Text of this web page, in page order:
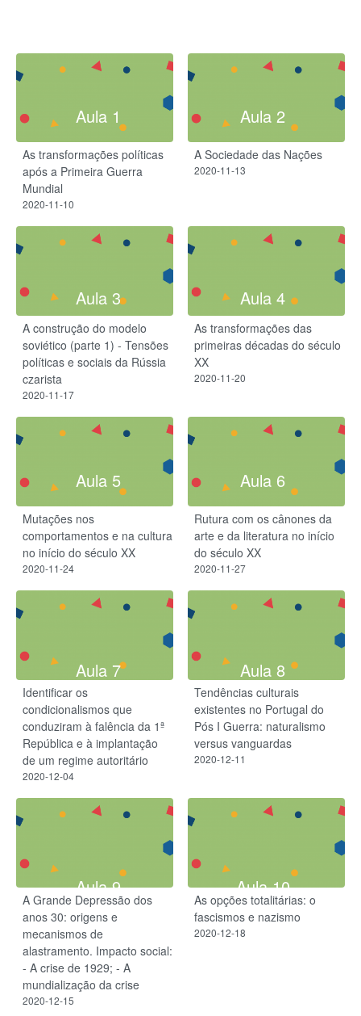
Aula 1
As transformações políticas
após a Primeira Guerra
Mundial
2020-11-10
Aula 2
A Sociedade das Nações
2020-11-13
Aula 3
A construção do modelo
soviético (parte 1) - Tensões
políticas e sociais da Rússia
czarista
2020-11-17
Aula 4
As transformações das
primeiras décadas do século
XX
2020-11-20
Aula 5
Mutações nos
comportamentos e na cultura
no início do século XX
2020-11-24
Aula 6
Rutura com os cânones da
arte e da literatura no início
do século XX
2020-11-27
Aula 7
Identificar os
condicionalismos que
conduziram à falência da 1ª
República e à implantação
de um regime autoritário
2020-12-04
Aula 8
Tendências culturais
existentes no Portugal do
Pós I Guerra: naturalismo
versus vanguardas
2020-12-11
Aula 9
A Grande Depressão dos
anos 30: origens e
mecanismos de
alastramento. Impacto social:
- A crise de 1929; - A
mundialização da crise
2020-12-15
Aula 10
As opções totalitárias: o
fascismos e nazismo
2020-12-18